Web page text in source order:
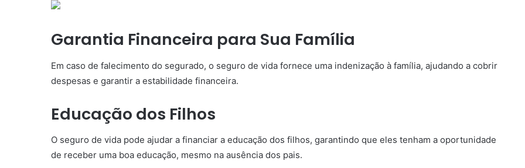
Garantia Financeira para Sua Família
Em caso de falecimento do segurado, o seguro de vida fornece uma indenização à família, ajudando a cobrir
despesas e garantir a estabilidade financeira.
Educação dos Filhos
O seguro de vida pode ajudar a financiar a educação dos filhos, garantindo que eles tenham a oportunidade
de receber uma boa educação, mesmo na ausência dos pais.